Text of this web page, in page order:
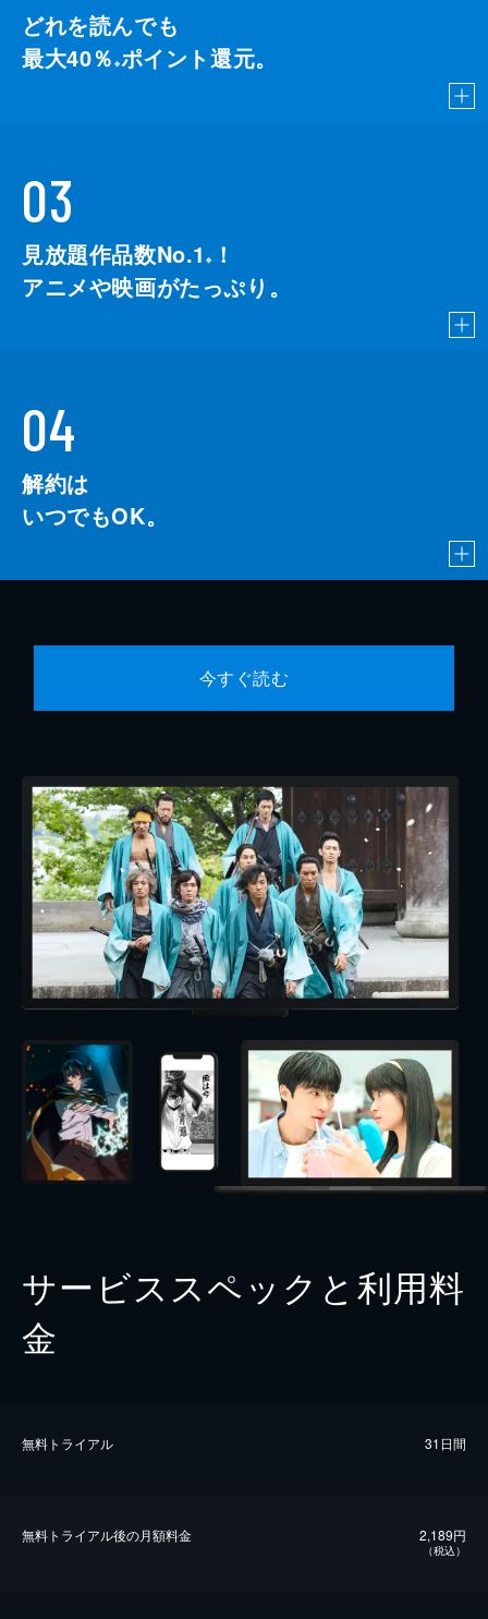
どれを読んでも
最大40％ ※ポイント還元。
03
見放題作品数No.1 ※
！
アニメや映画がたっぷり。
04
解約は
いつでもOK。
今すぐ読む
サービススペックと利用料
金
無料トライアル 31日間
無料トライアル後の⽉額料金 2,189円
（税込）